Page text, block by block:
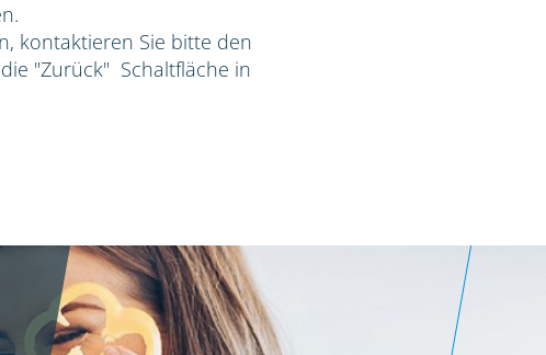
kontaktieren Sie bitte den
"Zurück" Schaltfläche in